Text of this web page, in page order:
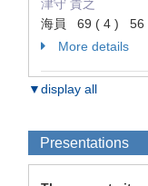
津守 貴之
海員 69 ( 4 ) 56
More details
▼display all
Presentations